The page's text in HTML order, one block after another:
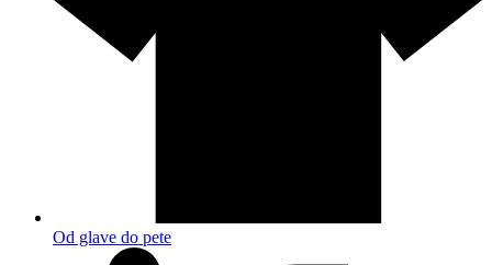
Od glave do pete